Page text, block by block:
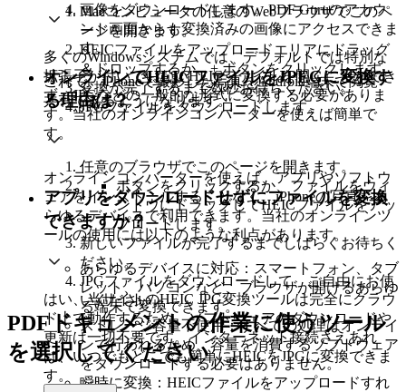
画像をダウンロードします。PDF Guruのアカウ
ント画面からも変換済みの画像にアクセスできま
す。
これで、iPhoneで撮影した写真をAndroid端末で閲覧・
共有できるようになります。
Macコンピュータの任意のWebブラウザでこのペ
ージを開きます。
HEICファイルをアップロードエリアにドラッグ
＆ドロップするか、+ ボタンをクリックします。
変換が完了するまで数秒お待ちください。
JPGファイルをダウンロードします。
多くのWindowsシステムでは、デフォルトでは特別な
拡張子が付いていないHEICファイルを開くことができ
ず、JPGなどの一般的な形式に変換する必要がありま
す。当社のオンラインコンバーターを使えば簡単で
す。
任意のブラウザでこのページを開きます。
ボタンをクリックするか、ファイルをウィ
ンドウにドラッグしてHEICファイルをアッ
プロードします。
新しいファイルが完了するまでしばらくお待ちく
ださい。
JPGファイルをダウンロードして、ご自由にお使
いください。
オンラインでHEICファイルをJPEGに変換す
る理由は？
オンラインコンバーターを使えば、アプリやソフトウ
ェアをインストールすることなく、iPhoneの写真をあ
らゆるデバイスで利用できます。当社のオンラインツ
ールの使用には以下のような利点があります。
あらゆるデバイスに対応：スマートフォン、タブ
レット、パソコンなど、ブラウザが開けるあらゆ
る端末で変換できます。
ストレージ容量不使用：すべての処理はオンライ
ンで行われるため、容量を消費するソフトウェア
をダウンロードする必要はありません。
瞬時に変換：HEICファイルをアップロードすれ
アプリをダウンロードせずにファイルを変換
できますか？
はい、当サイトのHEIC JPG変換ツールは完全にクラウ
ド上で動作するため、ソフトウェアのダウンロードや
更新は一切不要です。インターネット接続さえあれ
ば、いつでもどこでも簡単にHEICをJPGに変換できま
す。
PDFドキュメントの作業に使うツール
を選択してください